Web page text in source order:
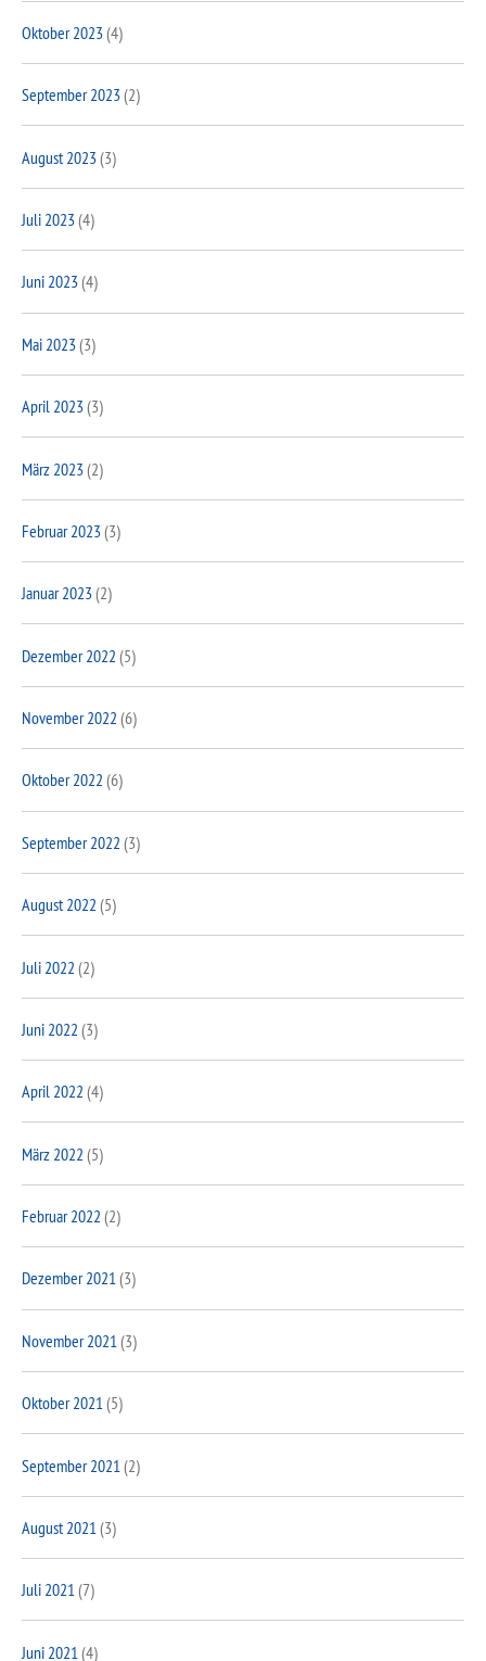
Oktober 2023(4)
September 2023(2)
August 2023(3)
Juli 2023(4)
Juni 2023(4)
Mai 2023(3)
April 2023(3)
März 2023(2)
Februar 2023(3)
Januar 2023(2)
Dezember 2022 (5)
November 2022 (6)
Oktober 2022 (6)
September 2022 (3)
August 2022 (5)
Juli 2022 (2)
Juni 2022 (3)
April 2022 (4)
März 2022 (5)
Februar 2022 (2)
Dezember 2021(3)
November 2021 (3)
Oktober 2021(5)
September 2021 (2)
August 2021 (3)
Juli 2021(7)
Juni 2021 (4)